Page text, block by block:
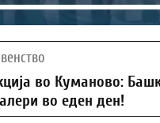
во Куманово:
во еден ден!